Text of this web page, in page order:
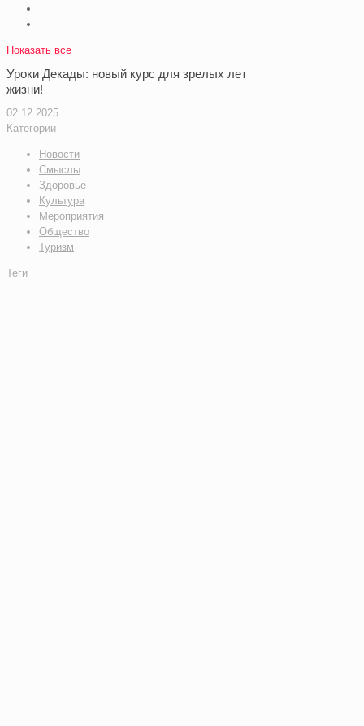
Показать все
Уроки Декады: новый курс для зрелых лет
жизни!
02.12.2025
Категории
Новости
Смыслы
Здоровье
Культура
Мероприятия
Общество
Туризм
Теги